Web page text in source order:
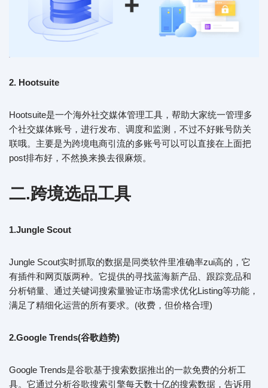
2. Hootsuite
Hootsuite是一个海外社交媒体管理工具，帮助大家统一管理多
个社交媒体账号，进行发布、调度和监测，不过不好账号防关
联哦。主要是为跨境电商引流的多账号可以可以直接在上面把
post排布好，不然换来换去很麻烦。
二.跨境选品工具
1.Jungle Scout
Jungle Scout实时抓取的数据是同类软件里准确率zui高的，它
有插件和网页版两种。它提供的寻找蓝海新产品、跟踪竞品和
分析销量、通过关键词搜索量验证市场需求优化Listing等功能，
满足了精细化运营的所有要求。(收费，但价格合理)
2.Google Trends(谷歌趋势)
Google Trends是谷歌基于搜索数据推出的一款免费的分析工
具。它通过分析谷歌搜索引擎每天数十亿的搜索数据，告诉用